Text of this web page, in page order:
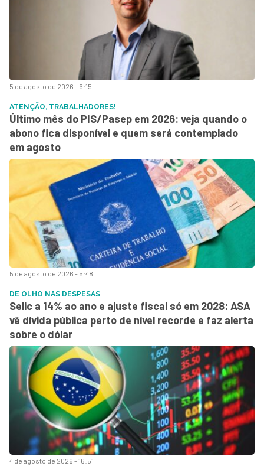
5 de agosto de 2026 - 6:15
5 de agosto de 2026 - 5:48
ATENÇÃO, TRABALHADORES!
Último mês do PIS/Pasep em 2026: veja quando o
abono fica disponível e quem será contemplado
em agosto
4 de agosto de 2026 - 16:51
DE OLHO NAS DESPESAS
Selic a 14% ao ano e ajuste fiscal só em 2028: ASA
vê dívida pública perto de nível recorde e faz alerta
sobre o dólar